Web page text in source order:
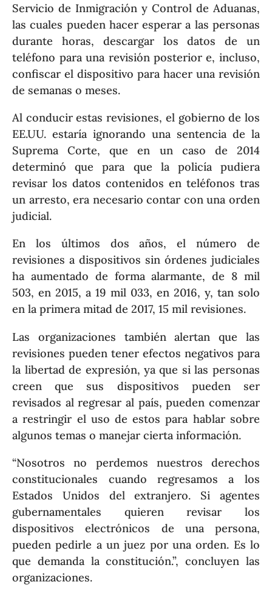
Servicio de Inmigración y Control de Aduanas,
las cuales pueden hacer esperar a las personas
durante horas, descargar los datos de un
teléfono para una revisión posterior e, incluso,
confiscar el dispositivo para hacer una revisión
de semanas o meses.
Al conducir estas revisiones, el gobierno de los
EE.UU. estaría ignorando una sentencia de la
Suprema Corte, que en un caso de 2014
determinó que para que la policía pudiera
revisar los datos contenidos en teléfonos tras
un arresto, era necesario contar con una orden
judicial.
En los últimos dos años, el número de
revisiones a dispositivos sin órdenes judiciales
ha aumentado de forma alarmante, de 8 mil
503, en 2015, a 19 mil 033, en 2016, y, tan solo
en la primera mitad de 2017, 15 mil revisiones.
Las organizaciones también alertan que las
revisiones pueden tener efectos negativos para
la libertad de expresión, ya que si las personas
creen que sus dispositivos pueden ser
revisados al regresar al país, pueden comenzar
a restringir el uso de estos para hablar sobre
algunos temas o manejar cierta información.
“Nosotros no perdemos nuestros derechos
constitucionales cuando regresamos a los
Estados Unidos del extranjero. Si agentes
gubernamentales quieren revisar los
dispositivos electrónicos de una persona,
pueden pedirle a un juez por una orden. Es lo
que demanda la constitución.”, concluyen las
organizaciones.